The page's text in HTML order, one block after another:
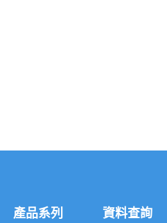
產品系列 資料查詢